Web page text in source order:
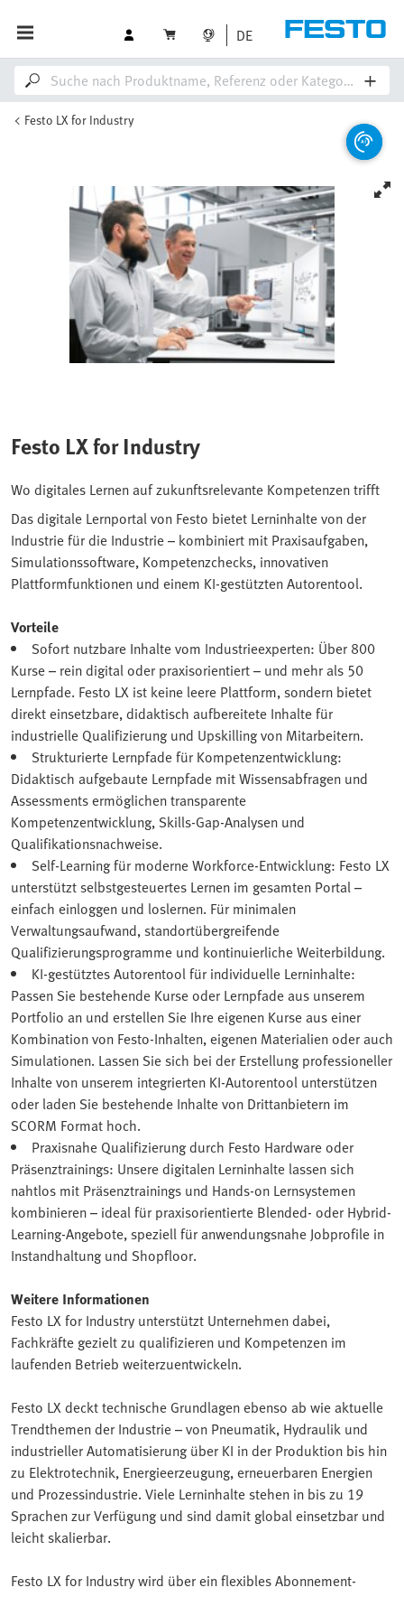
DE
Festo LX for Industry
Festo LX for Industry
Wo digitales Lernen auf zukunftsrelevante Kompetenzen trifft
Das digitale Lernportal von Festo bietet Lerninhalte von der
Industrie für die Industrie – kombiniert mit Praxisaufgaben,
Simulationssoftware, Kompetenzchecks, innovativen
Plattformfunktionen und einem KI-gestützten Autorentool.
Vorteile
Sofort nutzbare Inhalte vom Industrieexperten: Über 800
Kurse – rein digital oder praxisorientiert – und mehr als 50
Lernpfade. Festo LX ist keine leere Plattform, sondern bietet
direkt einsetzbare, didaktisch aufbereitete Inhalte für
industrielle Qualifizierung und Upskilling von Mitarbeitern.
Strukturierte Lernpfade für Kompetenzentwicklung:
Didaktisch aufgebaute Lernpfade mit Wissensabfragen und
Assessments ermöglichen transparente
Kompetenzentwicklung, Skills-Gap-Analysen und
Qualifikationsnachweise.
Self-Learning für moderne Workforce-Entwicklung: Festo LX
unterstützt selbstgesteuertes Lernen im gesamten Portal –
einfach einloggen und loslernen. Für minimalen
Verwaltungsaufwand, standortübergreifende
Qualifizierungsprogramme und kontinuierliche Weiterbildung.
KI-gestütztes Autorentool für individuelle Lerninhalte:
Passen Sie bestehende Kurse oder Lernpfade aus unserem
Portfolio an und erstellen Sie Ihre eigenen Kurse aus einer
Kombination von Festo‑Inhalten, eigenen Materialien oder auch
Simulationen. Lassen Sie sich bei der Erstellung professioneller
Inhalte von unserem integrierten KI-Autorentool unterstützen
oder laden Sie bestehende Inhalte von Drittanbietern im
SCORM Format hoch.
Praxisnahe Qualifizierung durch Festo Hardware oder
Präsenztrainings: Unsere digitalen Lerninhalte lassen sich
nahtlos mit Präsenztrainings und Hands-on Lernsystemen
kombinieren – ideal für praxisorientierte Blended- oder Hybrid-
Learning-Angebote, speziell für anwendungsnahe Jobprofile in
Instandhaltung und Shopfloor.
Weitere Informationen
Festo LX for Industry unterstützt Unternehmen dabei,
Fachkräfte gezielt zu qualifizieren und Kompetenzen im
laufenden Betrieb weiterzuentwickeln.
Festo LX deckt technische Grundlagen ebenso ab wie aktuelle
Trendthemen der Industrie – von Pneumatik, Hydraulik und
industrieller Automatisierung über KI in der Produktion bis hin
zu Elektrotechnik, Energieerzeugung, erneuerbaren Energien
und Prozessindustrie. Viele Lerninhalte stehen in bis zu 19
Sprachen zur Verfügung und sind damit global einsetzbar und
leicht skalierbar.
Festo LX for Industry wird über ein flexibles Abonnement-